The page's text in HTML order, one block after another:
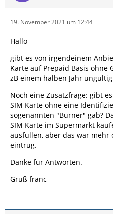
19. November 2021 um 12:44
Hallo
gibt es von irgendeinem
Karte auf Prepaid Basis ohne
zB einem halben Jahr
Noch eine Zusatzfrage: gibt
SIM Karte ohne eine
sogenannten "Burner" gab?
SIM Karte im Supermarkt
ausfüllen, aber das war mehr
eintrug.
Danke für Antworten.
Gruß franc